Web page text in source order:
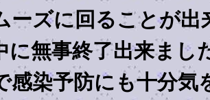
ーズに回ることが出
に無事終了出来まし
感染予防にも十分気